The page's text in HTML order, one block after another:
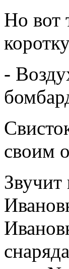
Но вот
-
своим
Звучит